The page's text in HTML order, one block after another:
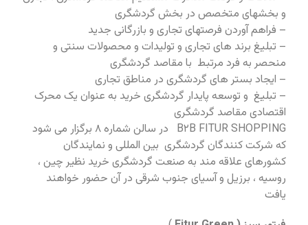
و بخشهای متخصص در بخش گردشگری
– فراهم آوردن فرصتهای تجاری و بازرگانی جدید
– تبلیغ برند های تجاری و تولیدات و محصولات سنتی و
منحصر به فرد مرتبط با مقاصد گردشگری
– ایجاد بستر های گردشگری در مناطق تجاری
– تبلیغ و توسعه پایدار گردشگری خرید به عنوان یک محرک
اقتصادی مقاصد گردشگری
B۲B FITUR SHOPPING در سالن شماره ۸ برگزار می شود
که شرکت کنندگان گردشگری بین المللی و نمایندگان
کشورهای علاقه مند به صنعت گردشگری خرید نظیر چین ،
روسیه ، برزیل و آسیای جنوب شرقی در آن حضور خواهند
یافت